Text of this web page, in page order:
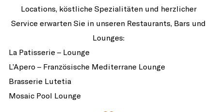
Locations, köstliche Spezialitäten und herzlicher
Service erwarten Sie in unseren Restaurants, Bars und
Lounges:
La Patisserie – Lounge
L’Apero – Französische Mediterrane Lounge
Brasserie Lutetia
Mosaic Pool Lounge